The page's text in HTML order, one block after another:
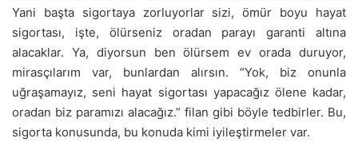
Yani başta sigortaya zorluyorlar sizi, ömür boyu hayat
sigortası, işte, ölürseniz oradan parayı garanti altına
alacaklar. Ya, diyorsun ben ölürsem ev orada duruyor,
mirasçılarım var, bunlardan alırsın. “Yok, biz onunla
uğraşamayız, seni hayat sigortası yapacağız ölene kadar,
oradan biz paramızı alacağız.” filan gibi böyle tedbirler. Bu,
sigorta konusunda, bu konuda kimi iyileştirmeler var.